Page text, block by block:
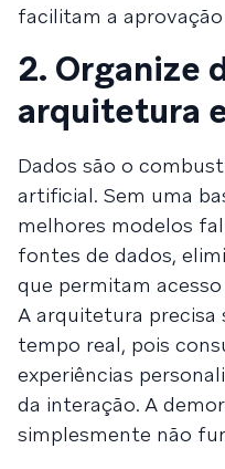
facilitam a
2. Organize
arquitetura
Dados são o
artificial. Sem uma
melhores modelos
fontes de dados,
que permitam
A arquitetura precisa
tempo real, pois
experiências
da interação. A
simplesmente não